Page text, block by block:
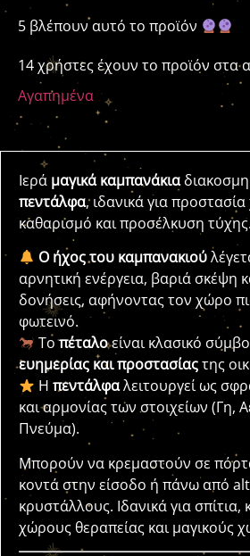
5 βλέπουν αυτό το προϊόν
14 χρήστες έχουν το προϊόν στα
Αγαπημένα
Ιερά μαγικά καμπανάκια
πεντάλφα, ιδανικά για
καθαρισμό και προσέλκυση τύχης.
Ο ήχος του καμπανακιού
αρνητική ενέργεια, βαριά σκέψη
δονήσεις, αφήνοντας τον χώρο
φωτεινό.
Τοπέταλοείναι κλασικό
ευημερίας και προστασίαςτης
Ηπεντάλφαλειτουργεί ως
και αρμονίας των στοιχείων (Γη,
Πνεύμα).
Μπορούν να κρεμαστούν σε
κοντά στην είσοδο ή πάνω από
κρυστάλλους. Ιδανικά για
χώρους θεραπείας και μαγικούς